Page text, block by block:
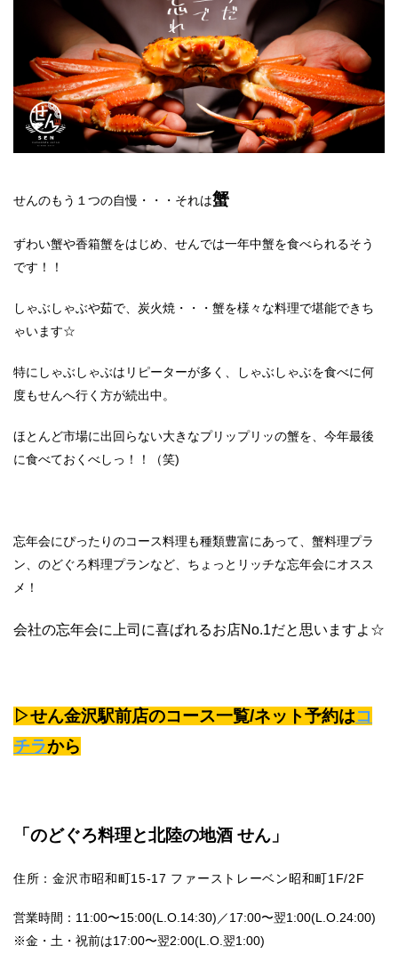
せんのもう１つの自慢・・・それは蟹
ずわい蟹や香箱蟹をはじめ、せんでは一年中蟹を食べられるそう
です！！
しゃぶしゃぶや茹で、炭火焼・・・蟹を様々な料理で堪能できち
ゃいます☆
特にしゃぶしゃぶはリピーターが多く、しゃぶしゃぶを食べに何
度もせんへ行く方が続出中。
ほとんど市場に出回らない大きなプリップリッの蟹を、今年最後
に食べておくべしっ！！（笑)
忘年会にぴったりのコース料理も種類豊富にあって、蟹料理プラ
ン、のどぐろ料理プランなど、ちょっとリッチな忘年会にオスス
メ！
会社の忘年会に上司に喜ばれるお店No.1だと思いますよ☆
▷せん金沢駅前店のコース一覧/ネット予約はコ
チラから
「のどぐろ料理と北陸の地酒 せん」
住所：金沢市昭和町15-17 ファーストレーベン昭和町1F/2F
営業時間：11:00〜15:00(L.O.14:30)／17:00〜翌1:00(L.O.24:00)
※金・土・祝前は17:00〜翌2:00(L.O.翌1:00)